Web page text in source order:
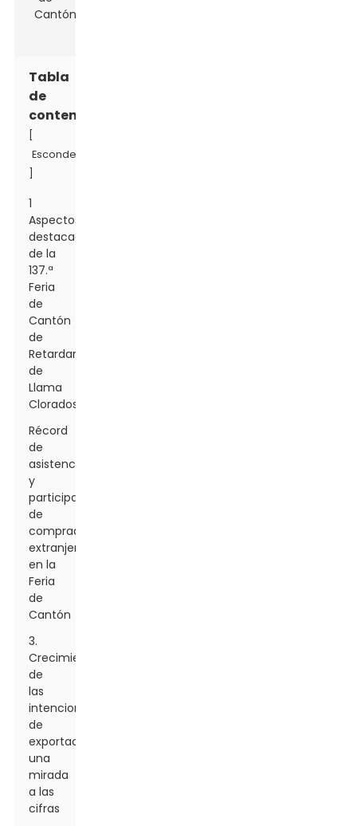
Tabla
de
contenido
Esconder
1
Aspectos
destacados
de la
137.ª
Feria
de
Cantón
de
Retardantes
de
Llama
Clorados
Récord
de
asistencia
y
participación
de
compradores
extranjeros
en la
Feria
de
Cantón
3.
Crecimiento
de
las
intenciones
de
exportación:
una
mirada
a las
cifras